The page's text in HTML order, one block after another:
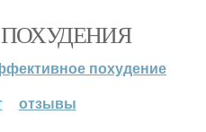
похудение
отзывы